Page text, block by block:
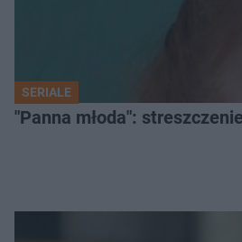
SERIALE
"Panna młoda":